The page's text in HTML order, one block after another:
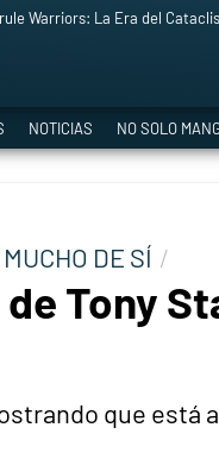
Warriors: La Era del
NOTICIAS NO SOLO
DE SÍ
Tony
que